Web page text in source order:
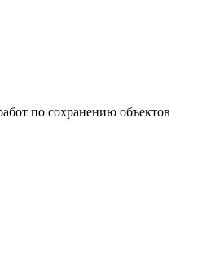
по сохранению объектов